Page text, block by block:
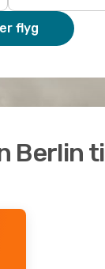
flyg
Berlin